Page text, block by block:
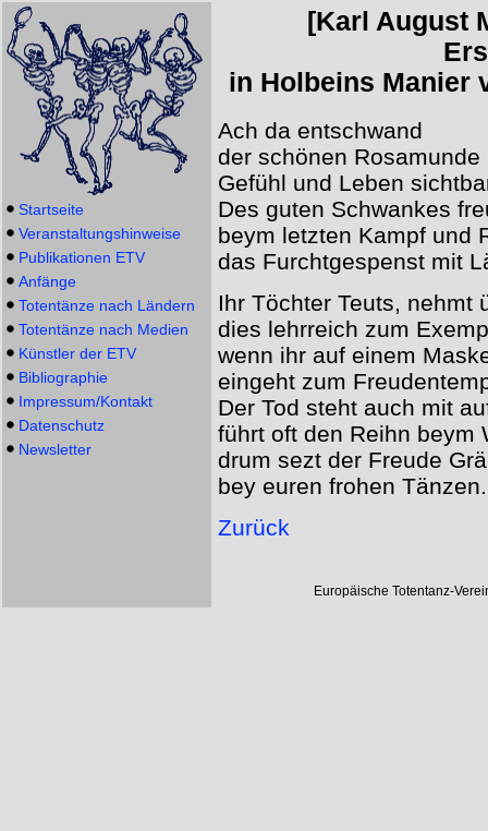
Startseite
Veranstaltungshinweise
Publikationen ETV
Anfänge
Totentänze nach Ländern
Totentänze nach Medien
Künstler der ETV
Bibliographie
Impressum/Kontakt
Datenschutz
Newsletter
[Karl August
in Holbeins Manier
Ach da entschwand
der schönen Rosamunde
Gefühl und Leben
Des guten Schwankes
beym letzten Kampf und
das Furchtgespenst mit
Ihr Töchter Teuts, nehmt
dies lehrreich zum
wenn ihr auf einem
eingeht zum
Der Tod steht auch mit
führt oft den Reihn beym
drum sezt der Freude
bey euren frohen Tänzen.
Zurück
Europäische Totentanz-